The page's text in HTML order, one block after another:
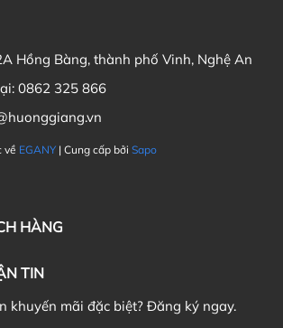
Hồng Bàng, thành phố Vinh, Nghệ An
0862 325 866
về EGANY | Cung cấp bởi Sapo
HÀNG
TIN
khuyến mãi đặc biệt? Đăng ký ngay.